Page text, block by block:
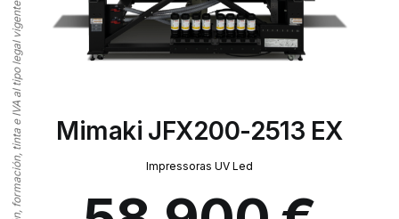
Mimaki JFX200-2513 EX
Impressoras UV Led